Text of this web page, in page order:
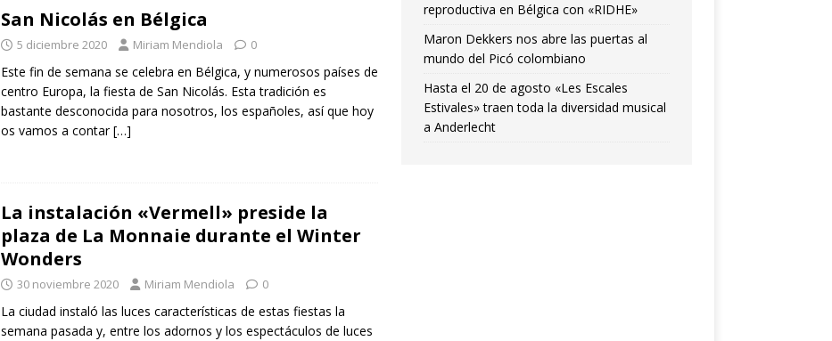
San Nicolás en Bélgica
5 diciembre 2020 Miriam Mendiola 0
Este fin de semana se celebra en Bélgica, y numerosos países de
centro Europa, la fiesta de San Nicolás. Esta tradición es
bastante desconocida para nosotros, los españoles, así que hoy
os vamos a contar[…]
La instalación «Vermell» preside la
plaza de La Monnaie durante el Winter
Wonders
30 noviembre 2020 Miriam Mendiola 0
La ciudad instaló las luces características de estas fiestas la
semana pasada y, entre los adornos y los espectáculos de luces
reproductiva en Bélgica con «RIDHE»
Maron Dekkers nos abre las puertas al
mundo del Picó colombiano
Hasta el 20 de agosto «Les Escales
Estivales» traen toda la diversidad musical
a Anderlecht